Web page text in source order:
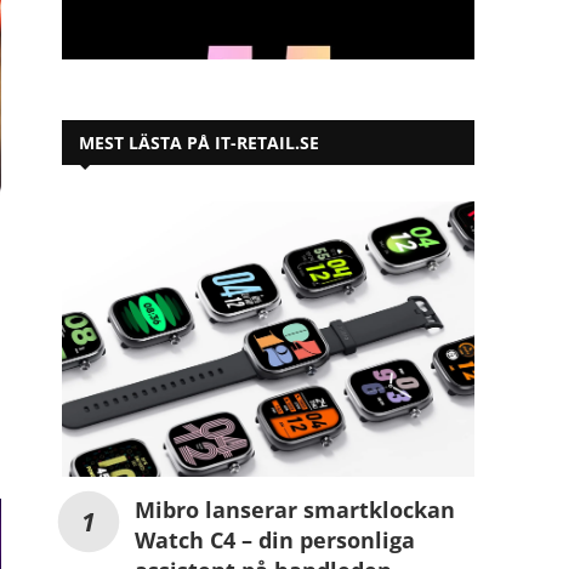
MEST LÄSTA PÅ IT-RETAIL.SE
Mibro lanserar smartklockan
Watch C4 – din personliga